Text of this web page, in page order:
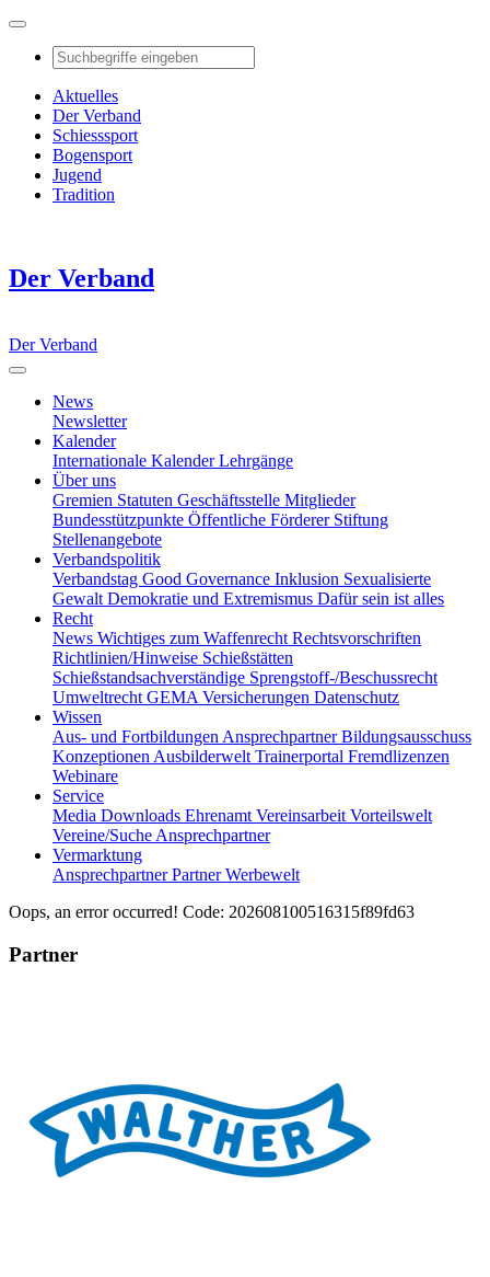
Aktuelles
Der Verband
Schiesssport
Bogensport
Jugend
Tradition
Der Verband
Der Verband
News
Newsletter
Kalender
Internationale KalenderLehrgänge
Über uns
Gremien Statuten Geschäftsstelle Mitglieder
Bundesstützpunkte Öffentliche Förderer Stiftung
Stellenangebote
Verbandspolitik
Verbandstag Good Governance Inklusion Sexualisierte
Gewalt Demokratie und Extremismus Dafür sein ist alles
Recht
News Wichtiges zum Waffenrecht Rechtsvorschriften
Richtlinien/Hinweise Schießstätten
Schießstandsachverständige Sprengstoff-/Beschussrecht
Umweltrecht GEMA Versicherungen Datenschutz
Wissen
Aus- und Fortbildungen AnsprechpartnerBildungsausschuss
Konzeptionen Ausbilderwelt Trainerportal Fremdlizenzen
Webinare
Service
Media Downloads Ehrenamt Vereinsarbeit Vorteilswelt
Vereine/Suche Ansprechpartner
Vermarktung
AnsprechpartnerPartnerWerbewelt
Oops, an error occurred! Code: 202608100516315f89fd63
Partner